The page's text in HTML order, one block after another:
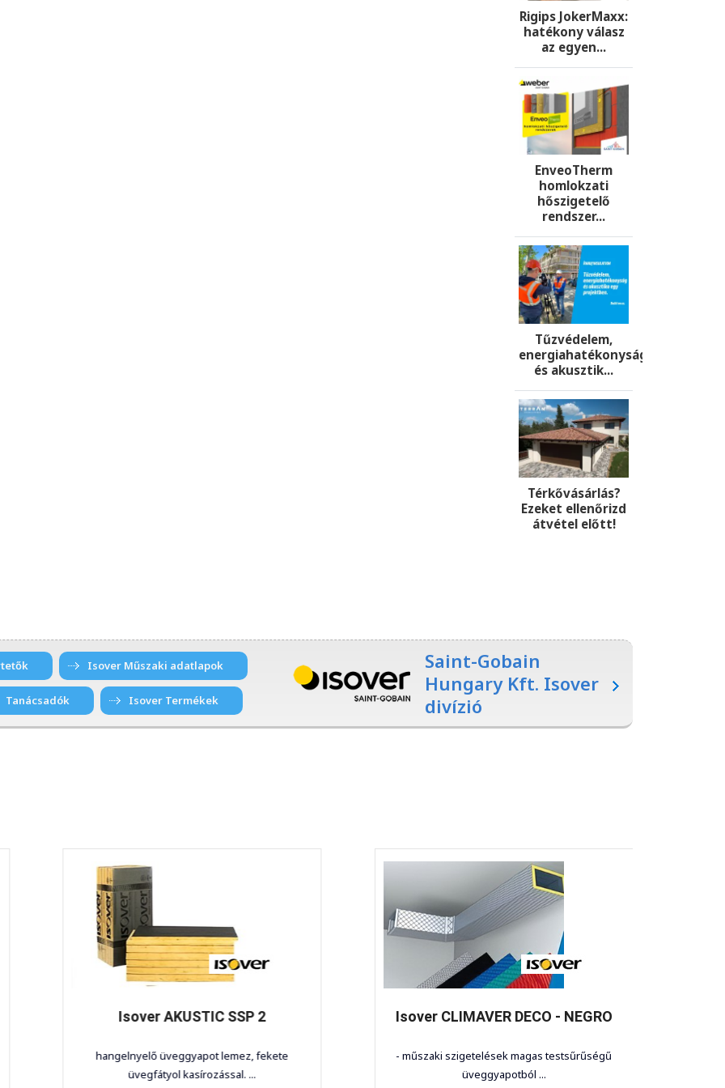
Rigips JokerMaxx:
hatékony válasz
az egyen...
EnveoTherm
homlokzati
hőszigetelő
rendszer...
Tűzvédelem,
energiahatékonyság
és akusztik...
Térkővásárlás?
Ezeket ellenőrizd
átvétel előtt!
Isover Műszaki adatlapok
Tanácsadók Isover Termékek
Saint-Gobain
Hungary Kft. Isover
divízió
Isover AKUSTIC SSP 2
hangelnyelő üveggyapot lemez, fekete
üvegfátyol kasírozással. ...
Isover CLIMAVER DECO - NEGRO
- műszaki szigetelések magas testsűrűségű
üveggyapotból ...